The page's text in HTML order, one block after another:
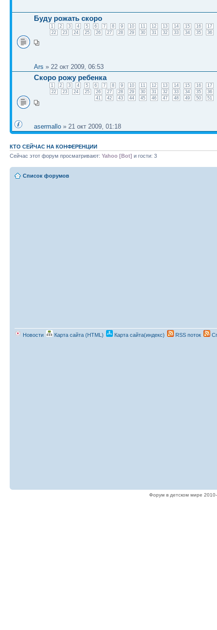
Буду рожать скоро
1 2 3 4 5 6 7 8 9 10 11 12 13 14 15 16
17
22
23 24 25 26 27 28 29 30 31 32 33 34 35 36
Ars » 22 окт 2009, 06:53
Скоро рожу ребенка
1 2 3 4 5 6 7 8 9 10 11 12 13 14 15 16
17
22
23 24 25 26 27 28 29 30 31 32 33 34 35
36
41
42 43 44 45 46 47 48 49 50 51
asermallo » 21 окт 2009, 01:18
КТО СЕЙЧАС НА КОНФЕРЕНЦИИ
Сейчас этот форум просматривают: Yahoo [Bot] и гости: 3
Список форумов
Новости Карта сайта (HTML) Карта сайта(индекс) RSS поток
Форум в детском мире